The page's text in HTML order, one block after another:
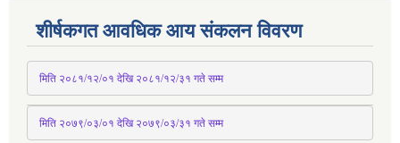
शीर्षकगत आवधिक आय संकलन विवरण
मिति २०८१/१२/०१ देखि २०८१/१२/३१ गते सम्म
मिति २०७९/०३/०१ देखि २०७९/०३/३१ गते सम्म